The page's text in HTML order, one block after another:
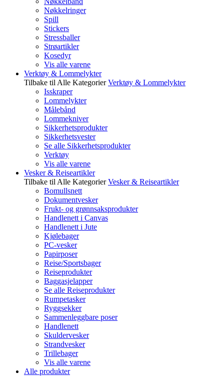
Nøkkelringer
Spill
Stickers
Stressballer
Strøartikler
Kosedyr
Vis alle varene
Verktøy & Lommelykter
Tilbake til Alle Kategorier Verktøy & Lommelykter
Isskraper
Lommelykter
Målebånd
Lommekniver
Sikkerhetsprodukter
Sikkerhetsvester
Se alle Sikkerhetsprodukter
Verktøy
Vis alle varene
Vesker & Reiseartikler
Tilbake til Alle Kategorier Vesker & Reiseartikler
Bomullsnett
Dokumentvesker
Frukt- og grønnsaksprodukter
Handlenett i Canvas
Handlenett i Jute
Kjølebager
PC-vesker
Papirposer
Reise/Sportsbager
Reiseprodukter
Baggasjelapper
Se alle Reiseprodukter
Rumpetasker
Ryggsekker
Sammenleggbare poser
Handlenett
Skuldervesker
Strandvesker
Trillebager
Vis alle varene
Alle produkter